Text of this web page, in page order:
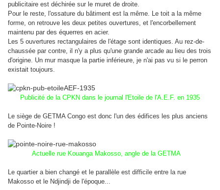
publicitaire est déchirée sur le muret de droite.
Pour le reste, l'ossature du bâtiment est la même. Le toit a la même
forme, on retrouve les deux petites ouvertures, et l'encorbellement
maintenu par des équerres en acier.
Les 5 ouvertures rectangulaires de l'étage sont identiques. Au rez-de-
chaussée par contre, il n'y a plus qu'une grande arcade au lieu des trois
d'origine. Un mur masque la partie inférieure, je n'ai pas vu si le perron
existait toujours.
Publicité de la CPKN dans le journal l'Etoile de l'A.E.F. en 1935
Le siège de GETMA Congo est donc l'un des édifices les plus anciens
de Pointe-Noire !
Actuelle rue Kouanga Makosso, angle de la GETMA
Le quartier a bien changé et le parallèle est difficile entre la rue
Makosso et le Ndjindji de l'époque...